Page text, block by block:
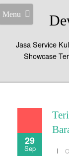
Menu
Jasa Service
Showcase
29
Sep